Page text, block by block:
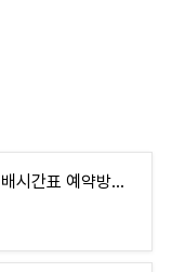
섬 여행 인천 승봉도 여행 배시간표 예약방법 펜션 트레킹코스